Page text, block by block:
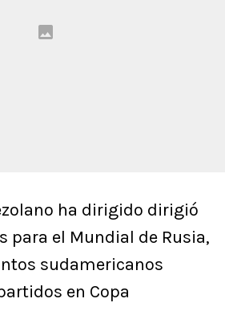
ha dirigido dirigió
para el Mundial de Rusia,
sudamericanos
en Copa